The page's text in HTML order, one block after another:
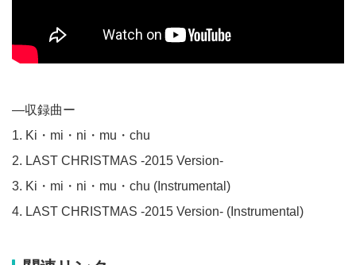
―収録曲ー
1. Ki・mi・ni・mu・chu
2. LAST CHRISTMAS -2015 Version-
3. Ki・mi・ni・mu・chu (Instrumental)
4. LAST CHRISTMAS -2015 Version- (Instrumental)